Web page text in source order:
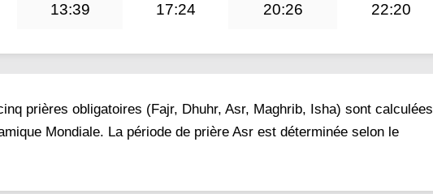
13:39 17:24 20:26 22:20
prières obligatoires (Fajr, Dhuhr, Asr, Maghrib, Isha) sont calculées
Mondiale. La période de prière Asr est déterminée selon le